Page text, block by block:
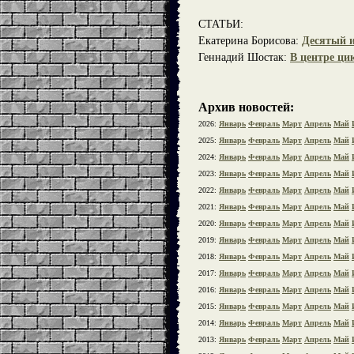
СТАТЬИ:
Екатерина Борисова: Десятый
Геннадий Шостак: В центре
Архив новостей:
2026: Январь Февраль Март Апрель Май
2025: Январь Февраль Март Апрель Май
2024: Январь Февраль Март Апрель Май
2023: Январь Февраль Март Апрель Май
2022: Январь Февраль Март Апрель Май
2021: Январь Февраль Март Апрель Май
2020: Январь Февраль Март Апрель Май
2019: Январь Февраль Март Апрель Май
2018: Январь Февраль Март Апрель Май
2017: Январь Февраль Март Апрель Май
2016: Январь Февраль Март Апрель Май
2015: Январь Февраль Март Апрель Май
2014: Январь Февраль Март Апрель Май
2013: Январь Февраль Март Апрель Май